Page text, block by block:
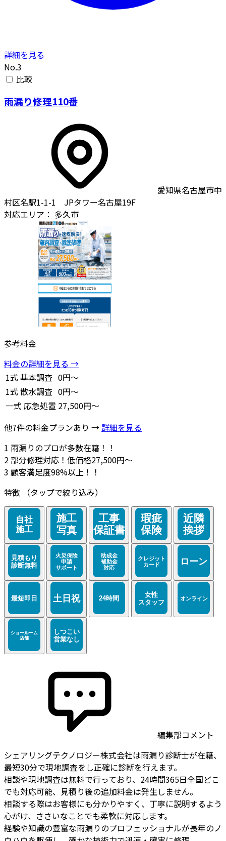
詳細を見る
No.3
比較
雨漏り修理110番
愛知県名古屋市中
村区名駅1-1-1 JPタワー名古屋19F
対応エリア： 多久市
参考料金
料金の詳細を見る →
1式 基本調査 0円～
1式 散水調査 0円～
一式 応急処置 27,500円～
他7件の料金プランあり → 詳細を見る
1 雨漏りのプロが多数在籍！！
2部分修理対応！低価格27,500円～
3 顧客満足度98%以上！！
特徴
（タップで絞り込み）
編集部コメント
シェアリングテクノロジー株式会社は雨漏り診断士が在籍、
最短30分で現地調査をし正確に診断を行えます。
相談や現地調査は無料で行っており、24時間365日全国どこ
でも対応可能、見積り後の追加料金は発生しません。
相談する際はお客様にも分かりやすく、丁寧に説明するよう
心がけ、ささいなことでも柔軟に対応します。
経験や知識の豊富な雨漏りのプロフェッショナルが長年のノ